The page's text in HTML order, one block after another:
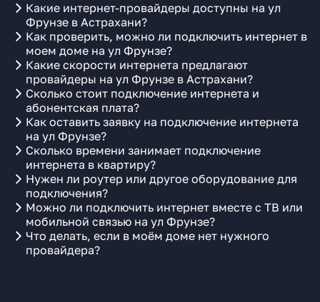
Какие интернет-провайдеры доступны на ул
Фрунзе в Астрахани?
Как проверить, можно ли подключить интернет в
моем доме на ул Фрунзе?
Какие скорости интернета предлагают
провайдеры на ул Фрунзе в Астрахани?
Сколько стоит подключение интернета и
абонентская плата?
Как оставить заявку на подключение интернета
на ул Фрунзе?
Сколько времени занимает подключение
интернета в квартиру?
Нужен ли роутер или другое оборудование для
подключения?
Можно ли подключить интернет вместе с ТВ или
мобильной связью на ул Фрунзе?
Что делать, если в моём доме нет нужного
провайдера?